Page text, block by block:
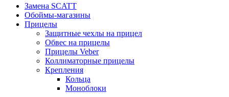
Замена SCATT
Обоймы-магазины
Прицелы
Защитные чехлы на прицел
Обвес на прицелы
Прицелы Veber
Коллиматорные прицелы
Крепления
Кольца
Моноблоки